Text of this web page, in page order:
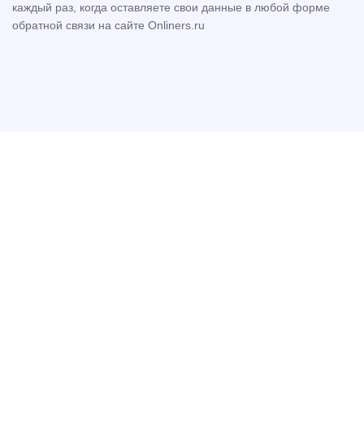
каждый раз, когда оставляете свои данные в любой форме
обратной связи на сайте Onliners.ru